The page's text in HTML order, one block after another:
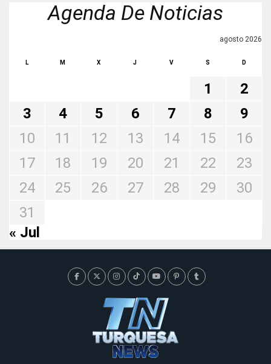
Agenda De Noticias
agosto 2026
L M X J V S D
1
2
3
4 5 6 7 8
9
10
11 12 13 14 15
16
17
18 19 20 21 22
23
24
25 26 27 28 29
30
31
« Jul